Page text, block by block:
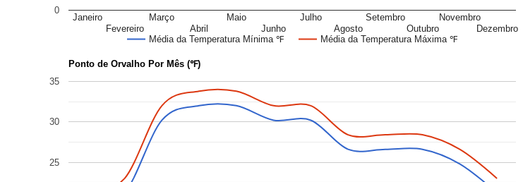
Média da Temperatura Mínima ℉ Média da Temperatura Máxima ℉
Janeiro
Fevereiro
Março
Abril
Maio
Junho
Julho
Agosto
Setembro
Outubro
Novembro
Dezembro
0
Ponto de Orvalho Por Mês (℉)
25
30
35